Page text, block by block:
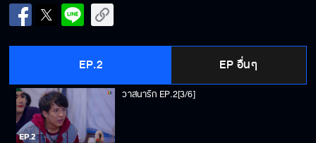
EP.2 EP อื่นๆ
วาสนารัก EP.2[3/6]